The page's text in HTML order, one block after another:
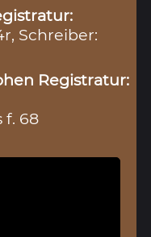
Schreiber:
Registratur:
f. 68